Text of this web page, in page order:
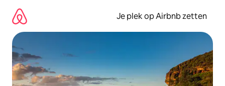
direct
naar
inhoud
Je plek op Airbnb zetten